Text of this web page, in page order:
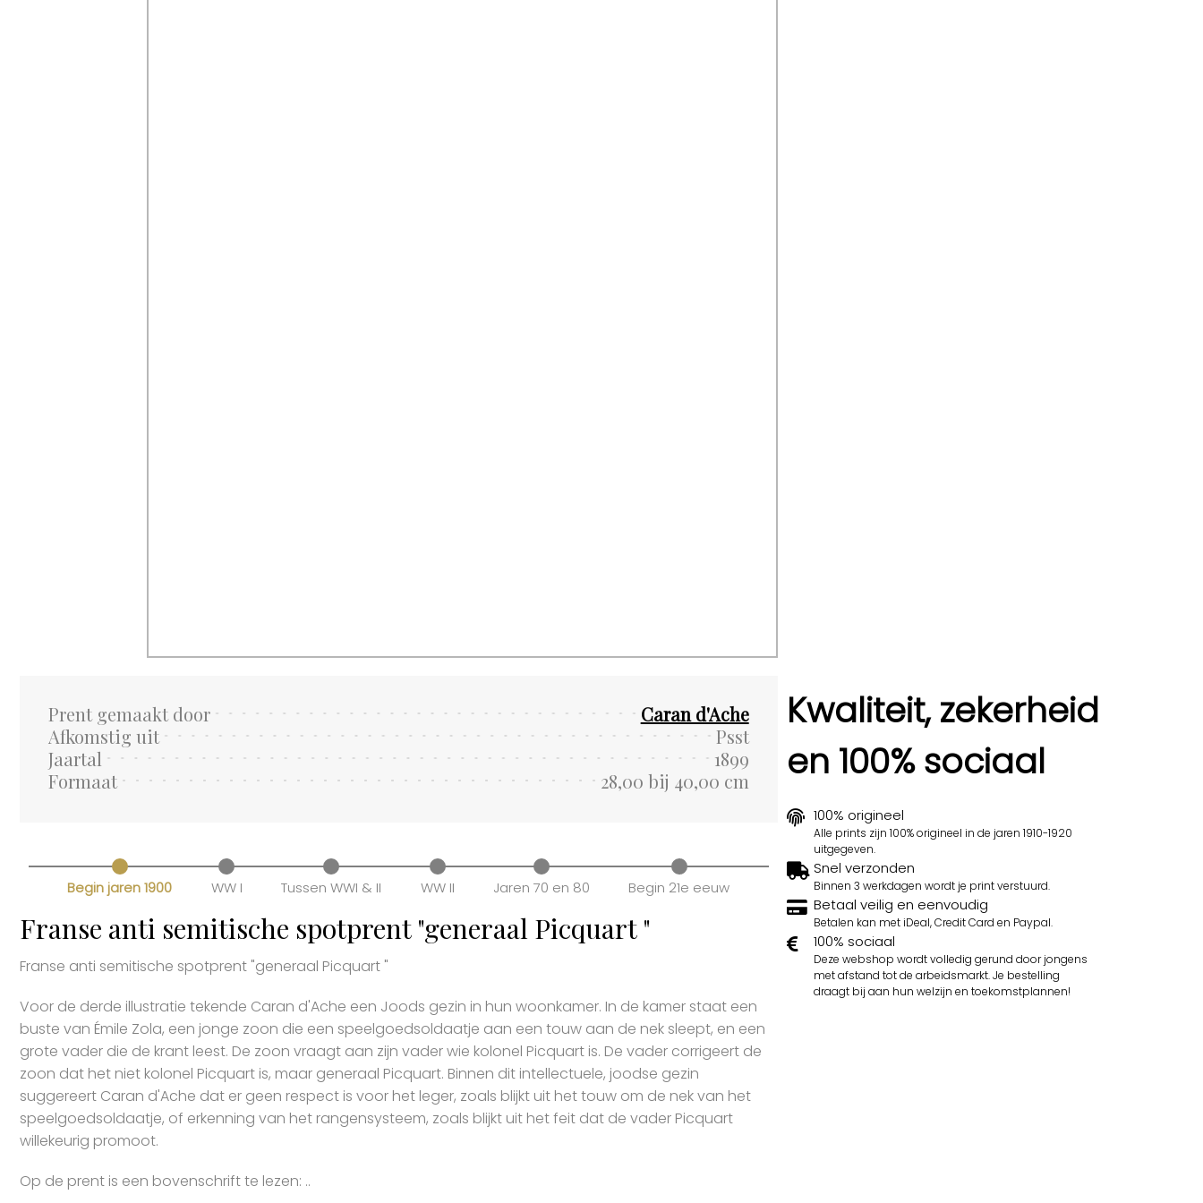
Prent gemaakt door
Caran d'Ache
Afkomstig uit
Psst
Jaartal
1899
Formaat
28,00 bij 40,00 cm
Begin jaren 1900 WW I Tussen WWI & II WW II Jaren 70 en 80 Begin 21e eeuw
Franse anti semitische spotprent "generaal Picquart "
Franse anti semitische spotprent "generaal Picquart "
Voor de derde illustratie tekende Caran d'Ache een Joods gezin in hun woonkamer. In de kamer staat een
buste van Émile Zola, een jonge zoon die een speelgoedsoldaatje aan een touw aan de nek sleept, en een
grote vader die de krant leest. De zoon vraagt aan zijn vader wie kolonel Picquart is. De vader corrigeert de
zoon dat het niet kolonel Picquart is, maar generaal Picquart. Binnen dit intellectuele, joodse gezin
suggereert Caran d'Ache dat er geen respect is voor het leger, zoals blijkt uit het touw om de nek van het
speelgoedsoldaatje, of erkenning van het rangensysteem, zoals blijkt uit het feit dat de vader Picquart
willekeurig promoot.
Op de prent is een bovenschrift te lezen: ..
Kwaliteit, zekerheid
en 100% sociaal
100% origineel
Alle prints zijn 100% origineel in de jaren 1910-1920
uitgegeven.
Snel verzonden
Binnen 3 werkdagen wordt je print verstuurd.
Betaal veilig en eenvoudig
Betalen kan met iDeal, Credit Card en Paypal.
100% sociaal
Deze webshop wordt volledig gerund door jongens
met afstand tot de arbeidsmarkt. Je bestelling
draagt bij aan hun welzijn en toekomstplannen!